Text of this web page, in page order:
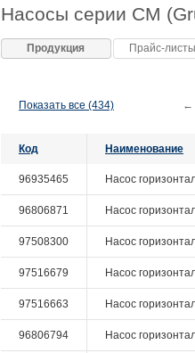
Насосы серии CM
Продукция Прайс-
Показать все (434) ←
Код Наименование
96935465 Насос
96806871 Насос
97508300 Насос
97516679 Насос
97516663 Насос
96806794 Насос